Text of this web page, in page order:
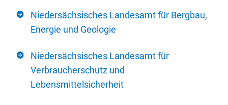
Niedersächsisches Landesamt für Bergbau,
Energie und Geologie
Niedersächsisches Landesamt für
Verbraucherschutz und
Lebensmittelsicherheit